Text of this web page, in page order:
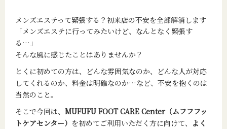
メンズエステって緊張する？初来店の不安を全部解消します
「メンズエステに行ってみたいけど、なんとなく緊張す
る…」
そんな風に感じたことはありませんか？
とくに初めての方は、どんな雰囲気なのか、どんな人が対応
してくれるのか、料金は明確なのか…など、不安を抱くのは
当然のこと。
そこで今回は、 MUFUFU FOOT CARE Center（ムフフフッ
トケアセンター） を初めてご利用いただく方に向けて、 よく